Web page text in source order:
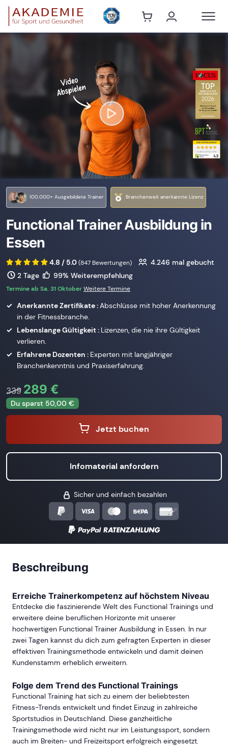
100.000+ Ausgebildete Trainer Branchenweit anerkannte Lizenz
Functional Trainer Ausbildung in
Essen
4.8 / 5.0(847 Bewertungen) 4.246 mal gebucht
2 Tage
99% Weiterempfehlung
Termine ab Sa. 31 OktoberWeitere Termine
Anerkannte Zertifikate :Abschlüsse mit hoher Anerkennung
in der Fitnessbranche.
Lebenslange Gültigkeit : Lizenzen, die nie ihre Gültigkeit
verlieren.
Erfahrene Dozenten : Experten mit langjähriger
Branchenkenntnis und Praxiserfahrung.
339 289 €
Du sparst 50,00 €
Jetzt buchen
Infomaterial anfordern
Sicher und einfach bezahlen
Beschreibung
Erreiche Trainerkompetenz auf höchstem Niveau
Entdecke die faszinierende Welt des Functional Trainings und
erweitere deine beruflichen Horizonte mit unserer
hochwertigen Functional Trainer Ausbildung in Essen. In nur
zwei Tagen kannst du dich zum gefragten Experten in dieser
effektiven Trainingsmethode entwickeln und damit deinen
Kundenstamm erheblich erweitern.
Folge dem Trend des Functional Trainings
Functional Training hat sich zu einem der beliebtesten
Fitness-Trends entwickelt und findet Einzug in zahlreiche
Sportstudios in Deutschland. Diese ganzheitliche
Trainingsmethode wird nicht nur im Leistungssport, sondern
auch im Breiten- und Freizeitsport erfolgreich eingesetzt.